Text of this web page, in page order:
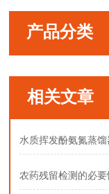
产品分类
相关文章
水质挥发酚氨氮蒸
农药残留检测的必要